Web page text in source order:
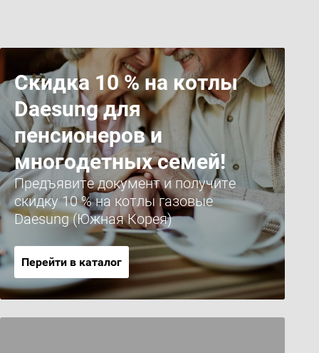
Скидка 10 % на котлы
Daesung для
пенсионеров и
многодетных семей!
Предъявите документ и получите
скидку 10 % на котлы газовые
Daesung (Южная Корея)
Перейти в каталог